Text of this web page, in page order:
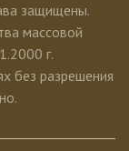
защищены.
массовой
г.
без разрешения